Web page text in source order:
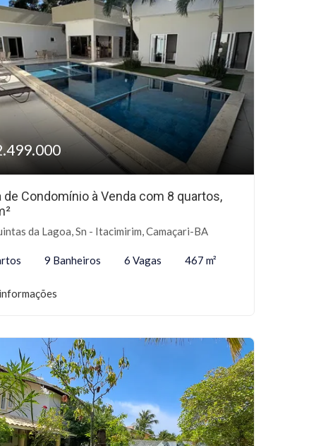
de Condomínio à Venda com 8 quartos,
da Lagoa, Sn - Itacimirim, Camaçari-BA
9 Banheiros 6 Vagas 467 m²